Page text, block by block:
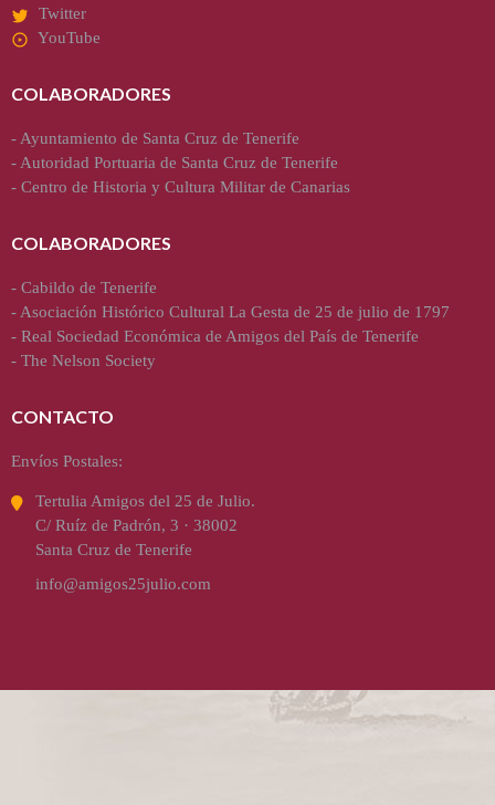
Twitter
YouTube
COLABORADORES
-Ayuntamiento de Santa Cruz de Tenerife
-Autoridad Portuaria de Santa Cruz de Tenerife
- Centro de Historia y Cultura Militar de Canarias
COLABORADORES
- Cabildo de Tenerife
-Asociación Histórico Cultural La Gesta de 25 de julio de 1797
- Real Sociedad Económica de Amigos del País de Tenerife
- The Nelson Society
CONTACTO
Envíos Postales:
Tertulia Amigos del 25 de Julio.
C/ Ruíz de Padrón, 3 · 38002
Santa Cruz de Tenerife
info@amigos25julio.com